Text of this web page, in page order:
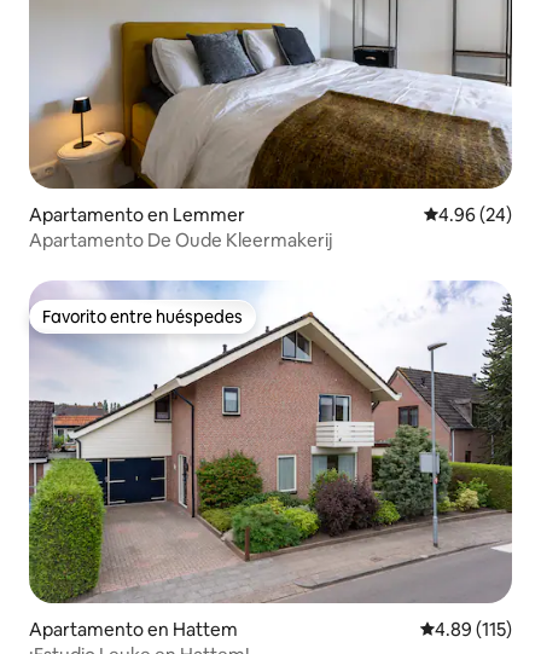
Apartamento en Lemmer Calificación
4.96 (24)
Apartamento De Oude Kleermakerij
Favorito entre huéspedes
Favorito entre huéspedes
Apartamento en Hattem Calificación
4.89 (115)